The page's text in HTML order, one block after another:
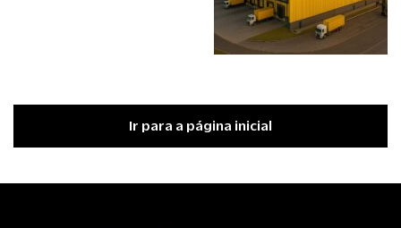
Ir para a página inicial